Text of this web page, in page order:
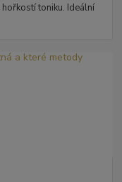
toniku. Ideální